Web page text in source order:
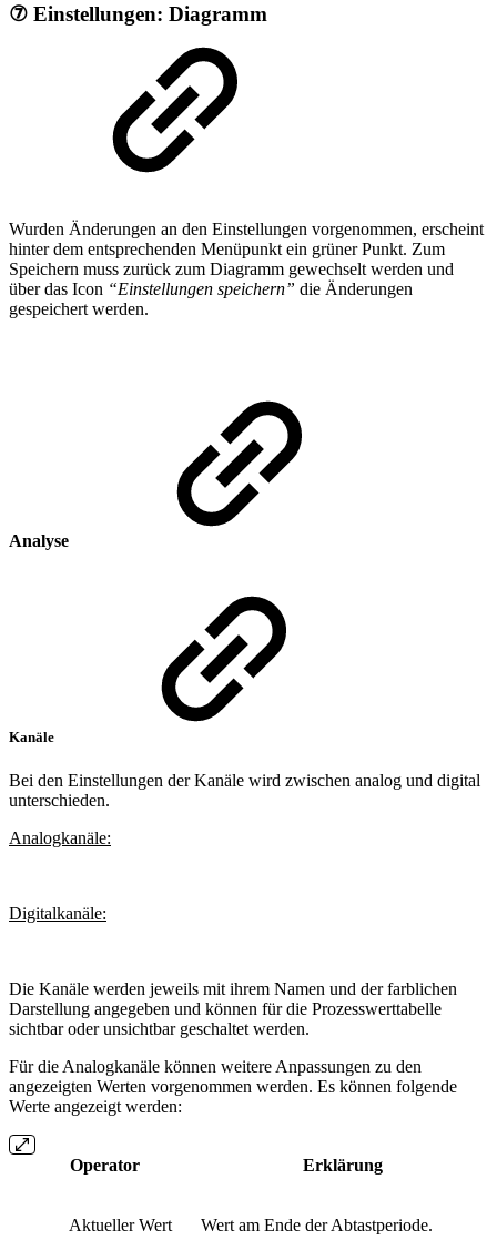
⑦ Einstellungen: Diagramm
Wurden Änderungen an den Einstellungen vorgenommen, erscheint
hinter dem entsprechenden Menüpunkt ein grüner Punkt. Zum
Speichern muss zurück zum Diagramm gewechselt werden und
über das Icon “Einstellungen speichern” die Änderungen
gespeichert werden.
Analyse
Kanäle
Bei den Einstellungen der Kanäle wird zwischen analog und digital
unterschieden.
Analogkanäle:
Digitalkanäle:
Die Kanäle werden jeweils mit ihrem Namen und der farblichen
Darstellung angegeben und können für die Prozesswerttabelle
sichtbar oder unsichtbar geschaltet werden.
Für die Analogkanäle können weitere Anpassungen zu den
angezeigten Werten vorgenommen werden. Es können folgende
Werte angezeigt werden:
Operator Erklärung
Aktueller Wert Wert am Ende der Abtastperiode.